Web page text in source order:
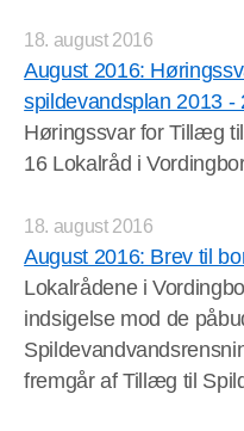
18. august 2016
August 2016:
spildevandsplan 2013 -
Høringssvar for Tillæg
16 Lokalråd i
18. august 2016
August 2016: Brev til
Lokalrådene i
indsigelse mod de
fremgår af Tillæg til